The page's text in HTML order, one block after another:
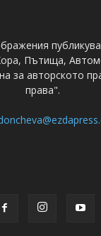
Пътища,
за авторското
права".